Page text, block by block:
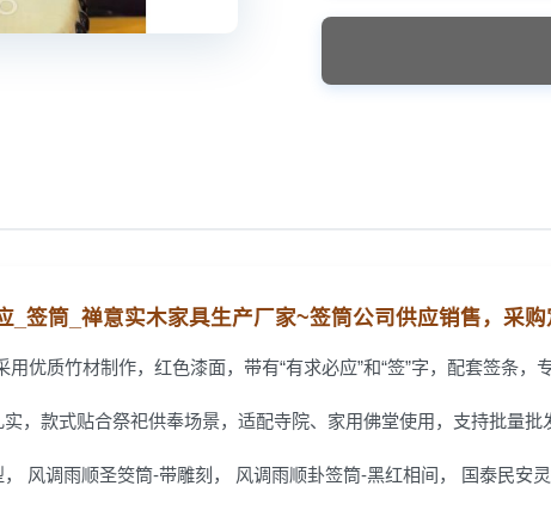
_签筒_禅意实木家具生产厂家~签筒公司供应销售， 采购
优质竹材制作，红色漆面，带有“有求必应”和“签”字，配套签条，
，款式贴合祭祀供奉场景，适配寺院、家用佛堂使用，支持批量批
风调雨顺圣筊筒-带雕刻， 风调雨顺卦签筒-黑红相间， 国泰民安